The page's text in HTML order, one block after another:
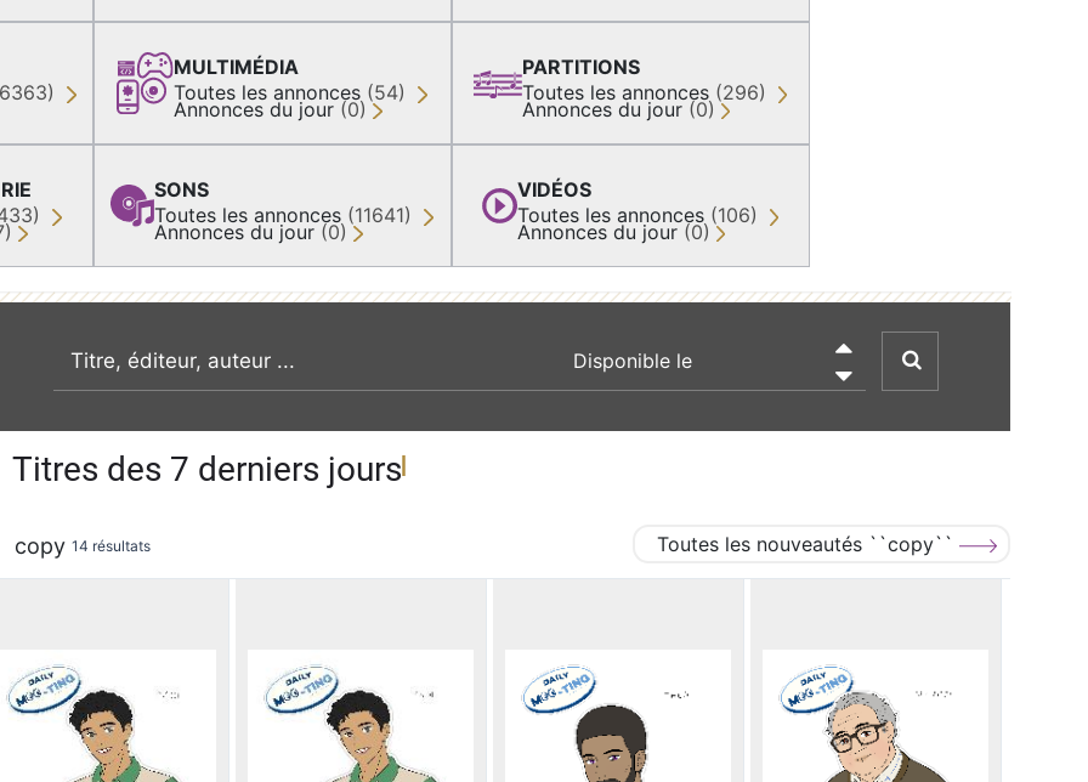
MULTIMÉDIA
Toutes les annonces (54)
Annonces du jour (0)
SONS
Toutes les annonces (11641)
Annonces du jour (0)
PARTITIONS
Toutes les annonces (296)
Annonces du jour (0)
VIDÉOS
Toutes les annonces (106)
Annonces du jour (0)
recherche par mot clé

Titres des 7 derniers jours
copy 14 résultats Toutes les nouveautés ``copy``